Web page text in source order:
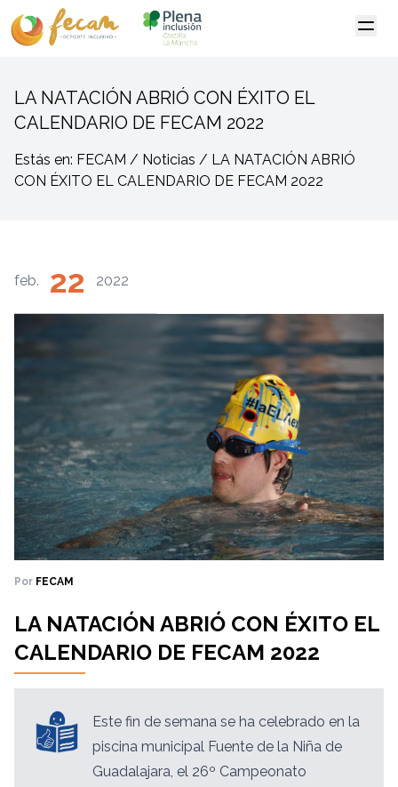
LA NATACIÓN ABRIÓ CON ÉXITO EL
CALENDARIO DE FECAM 2022
Estás en: FECAM / Noticias / LA NATACIÓN ABRIÓ
CON ÉXITO EL CALENDARIO DE FECAM 2022
feb. 22 2022
Por FECAM
LA NATACIÓN ABRIÓ CON ÉXITO EL
CALENDARIO DE FECAM 2022
Este fin de semana se ha celebrado en la
piscina municipal Fuente de la Niña de
Guadalajara, el 26º Campeonato